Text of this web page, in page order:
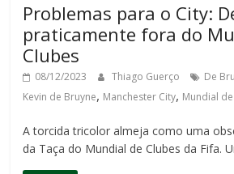
Problemas para o City:
praticamente fora do
Clubes
08/12/2023 Thiago Guerço De
Kevin de Bruyne, Manchester City, Mundial
A torcida tricolor almeja como uma
da Taça do Mundial de Clubes da Fifa.